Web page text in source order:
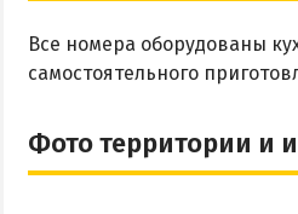
Все номера оборудованы
самостоятельного
Фото территории и